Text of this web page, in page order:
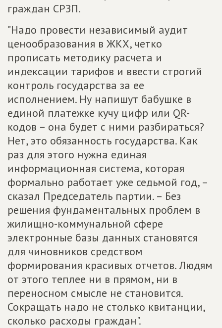
граждан СРЗП.
"Надо провести независимый аудит
ценообразования в ЖКХ, четко
прописать методику расчета и
индексации тарифов и ввести строгий
контроль государства за ее
исполнением. Ну напишут бабушке в
единой платежке кучу цифр или QR-
кодов – она будет с ними разбираться?
Нет, это обязанность государства. Как
раз для этого нужна единая
информационная система, которая
формально работает уже седьмой год, –
сказал Председатель партии. – Без
решения фундаментальных проблем в
жилищно-коммунальной сфере
электронные базы данных становятся
для чиновников средством
формирования красивых отчетов. Людям
от этого теплее ни в прямом, ни в
переносном смысле не становится.
Сокращать надо не столько квитанции,
сколько расходы граждан".